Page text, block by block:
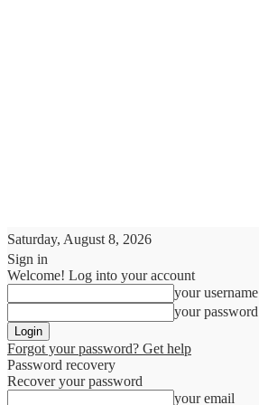
Saturday, August 8, 2026
Sign in
Welcome! Log into your account
your username
your password
Forgot your password? Get help
Password recovery
Recover your password
your email